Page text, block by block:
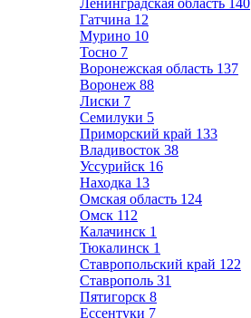
Ленинградская область 140
Гатчина 12
Мурино 10
Тосно 7
Воронежская область 137
Воронеж 88
Лиски 7
Семилуки 5
Приморский край 133
Владивосток 38
Уссурийск 16
Находка 13
Омская область 124
Омск 112
Калачинск 1
Тюкалинск 1
Ставропольский край 122
Ставрополь 31
Пятигорск 8
Ессентуки 7